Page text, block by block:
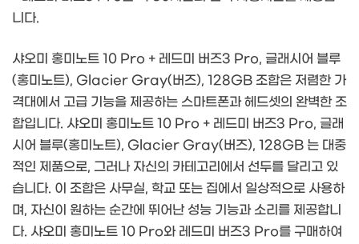
니다.
샤오미 홍미노트 10 Pro + 레드미 버즈3 Pro, 글래시어 블루
(홍미노트), Glacier Gray(버즈), 128GB 조합은 저렴한 가
격대에서 고급 기능을 제공하는 스마트폰과 헤드셋의 완벽한 조
합입니다. 샤오미 홍미노트 10 Pro + 레드미 버즈3 Pro, 글래
시어 블루(홍미노트), Glacier Gray(버즈), 128GB 는 대중
적인 제품으로, 그러나 자신의 카테고리에서 선두를 달리고 있
습니다. 이 조합은 사무실, 학교 또는 집에서 일상적으로 사용하
며, 자신이 원하는 순간에 뛰어난 성능 기능과 소리를 제공합니
다. 샤오미 홍미노트 10 Pro와 레드미 버즈3 Pro를 구매하여